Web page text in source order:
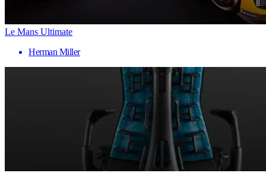
Le Mans Ultimate
Herman Miller